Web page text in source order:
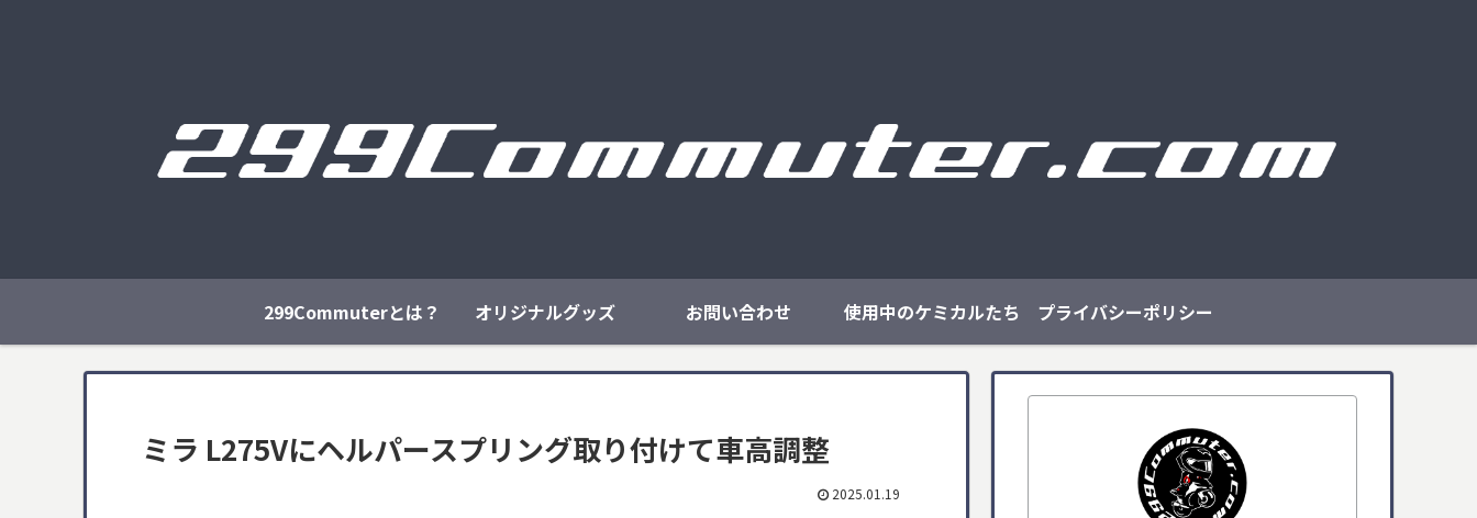
299Commuterとは？ オリジナルグッズ お問い合わせ 使用中のケミカルたち プライバシーポリシー
ミラ L275Vにヘルパースプリング取り付けて車高調整
2025.01.19